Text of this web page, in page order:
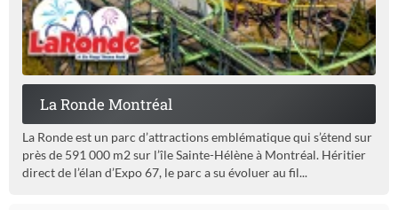
La Ronde Montréal
La Ronde est un parc d’attractions emblématique qui s’étend sur
près de 591 000 m2 sur l’île Sainte-Hélène à Montréal. Héritier
direct de l’élan d’Expo 67, le parc a su évoluer au fil...